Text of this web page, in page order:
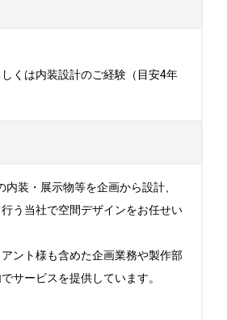
しくは内装設計のご経験（目安4年
内装・展示物等を企画から設計、
う当社で空間デザインをお任せい
ント様も含めた企画業務や製作部
サービスを提供しています。